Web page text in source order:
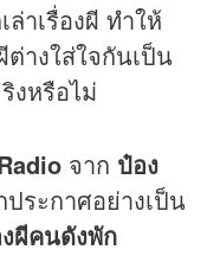
าเรื่องผี ทำให้
างใส่ใจกันเป็น
งหรือไม่
จาก ป๋อง
ประกาศอย่างเป็น
งผีคนดังพัก